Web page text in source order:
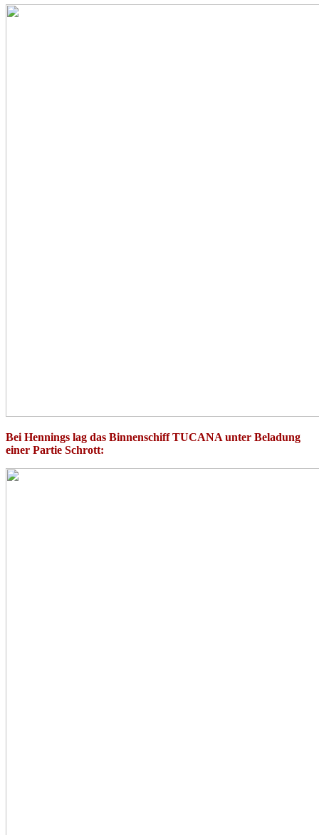
Bei Hennings lag das Binnenschiff TUCANA unter Beladung
einer Partie Schrott: